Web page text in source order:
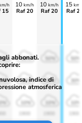
h
15
10 km/h
Raf 20
10 km/h
Raf 20
15
Raf
50%
30%
10%
30% 30%
abbonati.
indice di
atmosferica